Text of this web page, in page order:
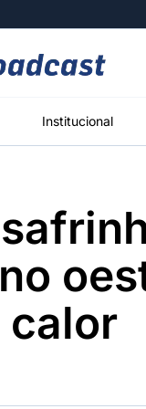
Institucional
White Label
Plataforma para
conteúdos
personalizados
calor